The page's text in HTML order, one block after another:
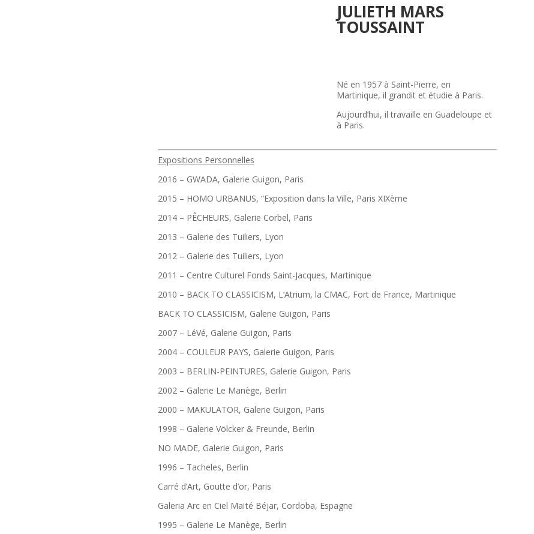
JULIETH MARS
TOUSSAINT
Né en 1957 à Saint-Pierre, en
Martinique, il grandit et étudie à Paris.
Aujourd’hui, il travaille en Guadeloupe et
à Paris.
Expositions Personnelles
2016 – GWADA, Galerie Guigon, Paris
2015 – HOMO URBANUS, “Exposition dans la Ville, Paris XIXème
2014 – PÊCHEURS, Galerie Corbel, Paris
2013 – Galerie des Tuiliers, Lyon
2012 – Galerie des Tuiliers, Lyon
2011 – Centre Culturel Fonds Saint-Jacques, Martinique
2010 – BACK TO CLASSICISM, L’Atrium, la CMAC, Fort de France, Martinique
BACK TO CLASSICISM, Galerie Guigon, Paris
2007 – LéVé, Galerie Guigon, Paris
2004 – COULEUR PAYS, Galerie Guigon, Paris
2003 – BERLIN-PEINTURES, Galerie Guigon, Paris
2002 – Galerie Le Manège, Berlin
2000 – MAKULATOR, Galerie Guigon, Paris
1998 – Galerie Völcker & Freunde, Berlin
NO MADE, Galerie Guigon, Paris
1996 – Tacheles, Berlin
Carré d’Art, Goutte d’or, Paris
Galeria Arc en Ciel Maïté Béjar, Cordoba, Espagne
1995 – Galerie Le Manège, Berlin